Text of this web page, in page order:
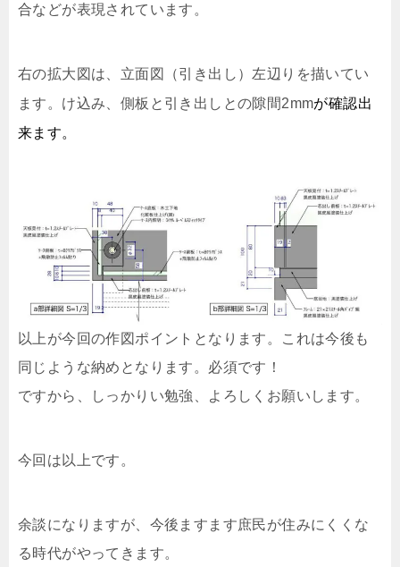
合などが表現されています。
右の拡大図は、立面図（引き出し）左辺りを描いてい
ます。け込み、側板と引き出しとの隙間2mmが確認出
来ます。
以上が今回の作図ポイントとなります。これは今後も
同じような納めとなります。必須です！
ですから、しっかりい勉強、よろしくお願いします。
今回は以上です。
余談になりますが、今後ますます庶民が住みにくくな
る時代がやってきます。